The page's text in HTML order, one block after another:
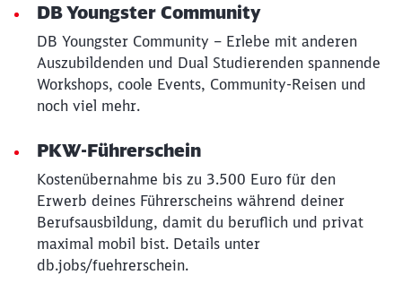
DB Youngster Community
DB Youngster Community – Erlebe mit anderen
Auszubildenden und Dual Studierenden spannende
Workshops, coole Events, Community-Reisen und
noch viel mehr.
PKW-Führerschein
Kostenübernahme bis zu 3.500 Euro für den
Erwerb deines Führerscheins während deiner
Berufsausbildung, damit du beruflich und privat
maximal mobil bist. Details unter
db.jobs/fuehrerschein.